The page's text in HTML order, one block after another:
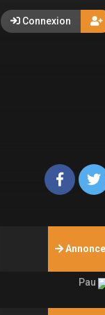
Connexion
Annonce
Pau